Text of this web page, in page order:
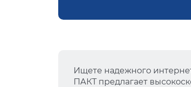
Ищете надежного
ПАКТ предлагает